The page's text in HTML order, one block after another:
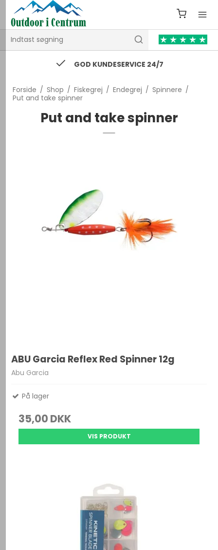
GOD KUNDESERVICE 24/7
Forside / Shop / Fiskegrej / Endegrej / Spinnere /
Put and take spinner
Put and take spinner
ABU Garcia Reflex Red Spinner 12g
Abu Garcia
På lager
35,00 DKK
VIS PRODUKT